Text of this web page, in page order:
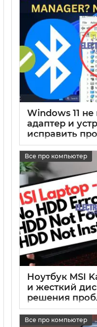
Windows 11
адаптер и
исправить
Все про компьютер
Ноутбук MSI
и жесткий
решения
новом MSI
17 05 2025 0
Все про компьютер